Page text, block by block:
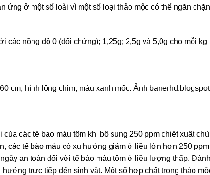
ứng ở một số loài vì một số loại thảo mộc có thể ngăn
các nồng độ 0 (đối chứng); 1,25g; 2,5g và 5,0g cho mỗi kg
cm, hình lông chim, màu xanh mốc. Ảnh banerhd.blogspot
các tế bào máu tôm khi bổ sung 250 ppm chiết xuất
các tế bào máu có xu hướng giảm ở liều lớn hơn 250 ppm
an toàn đối với tế bào máu tôm ở liều lượng thấp. Đánh
trực tiếp đến sinh vật. Một số hợp chất trong thảo